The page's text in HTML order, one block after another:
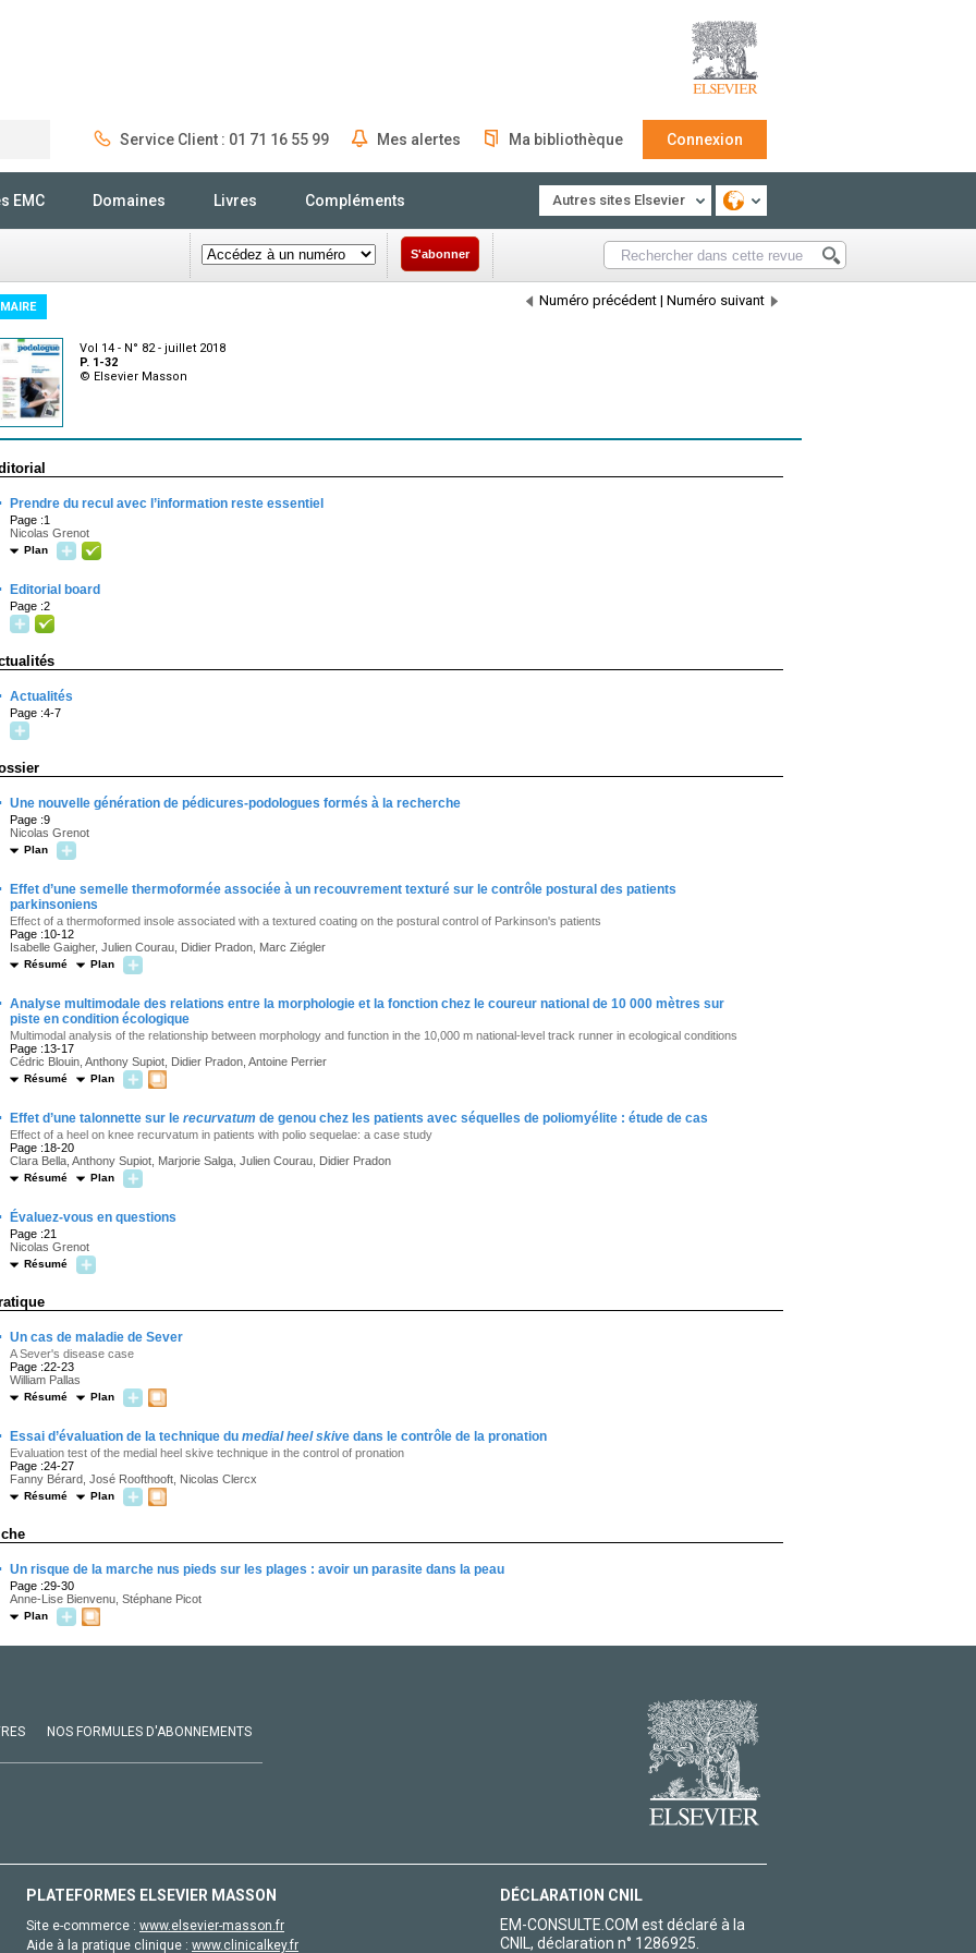
Service Client : 01 71 16 55 99 Mes alertes Ma bibliothèque Connexion
EMC Domaines Livres Compléments Autres sites Elsevier
S'abonner
Numéro précédent | Numéro suivant
Vol 14 - N° 82 - juillet 2018
P. 1-32
© Elsevier Masson
Prendre du recul avec l’information reste essentiel
Page :1
Nicolas Grenot
Plan
Editorial board
Page :2
Actualités
Page :4-7
Une nouvelle génération de pédicures-podologues formés à la recherche
Page :9
Nicolas Grenot
Plan
Effet d’une semelle thermoformée associée à un recouvrement texturé sur le contrôle postural des patients
parkinsoniens
Effect of a thermoformed insole associated with a textured coating on the postural control of Parkinson's patients
Page :10-12
Isabelle Gaigher, Julien Courau, Didier Pradon, Marc Ziégler
Résumé Plan
Analyse multimodale des relations entre la morphologie et la fonction chez le coureur national de 10 000 mètres sur
piste en condition écologique
Multimodal analysis of the relationship between morphology and function in the 10,000 m national-level track runner in ecological conditions
Page :13-17
Cédric Blouin, Anthony Supiot, Didier Pradon, Antoine Perrier
Résumé Plan
Effet d’une talonnette sur le recurvatum de genou chez les patients avec séquelles de poliomyélite : étude de cas
Effect of a heel on knee recurvatum in patients with polio sequelae: a case study
Page :18-20
Clara Bella, Anthony Supiot, Marjorie Salga, Julien Courau, Didier Pradon
Résumé Plan
Évaluez-vous en questions
Page :21
Nicolas Grenot
Résumé
Un cas de maladie de Sever
A Sever's disease case
Page :22-23
William Pallas
Résumé Plan
Essai d’évaluation de la technique du medial heel skive dans le contrôle de la pronation
Evaluation test of the medial heel skive technique in the control of pronation
Page :24-27
Fanny Bérard, José Roofthooft, Nicolas Clercx
Résumé Plan
Un risque de la marche nus pieds sur les plages : avoir un parasite dans la peau
Page :29-30
Anne-Lise Bienvenu, Stéphane Picot
Plan
NOS FORMULES D'ABONNEMENTS
PLATEFORMES ELSEVIER MASSON
Site e-commerce : www.elsevier-masson.fr
Aide à la pratique clinique : www.clinicalkey.fr
DÉCLARATION CNIL
EM-CONSULTE.COM est déclaré à la
CNIL, déclaration n° 1286925.